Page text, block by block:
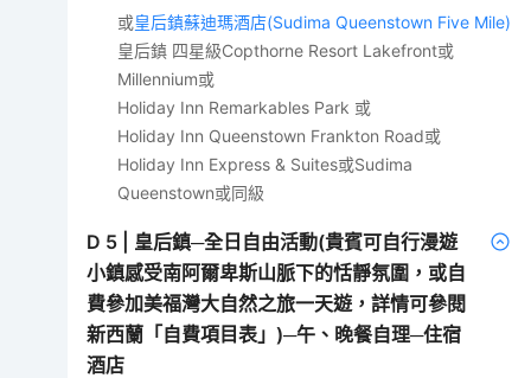
或皇后鎮蘇迪瑪酒店(Sudima Queenstown Five Mile)
皇后鎮 四星級Copthorne Resort Lakefront或
Millennium或
Holiday Inn Remarkables Park 或
Holiday Inn Queenstown Frankton Road或
Holiday Inn Express & Suites或Sudima
Queenstown或同級
D 5
皇后鎮─全日自由活動(貴賓可自行漫遊
小鎮感受南阿爾卑斯山脈下的恬靜氛圍，或自
費參加美福灣大自然之旅一天遊，詳情可參閱
新西蘭「自費項目表」)─午、晚餐自理─住宿
酒店